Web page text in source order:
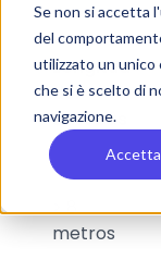
Se non si accetta
del
utilizzato un unico
che si è scelto di
navigazione.
Accetta
Longitud
del
autobús
> 8
metros